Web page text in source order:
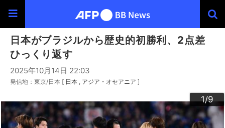
日本がブラジルから歴史的初勝利、2点差
ひっくり返す
2025年10月14日 22:03
発信地：東京/日本 [ 日本 アジア・オセアニア ]
1/9
2/9
3/9
4/9
5/9
6/9
7/9
8/9
9/9